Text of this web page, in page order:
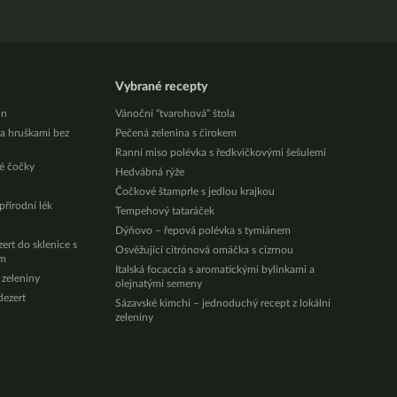
hruškami bez
čočky
lék
do sklenice s
Vybrané recepty
Vánoční “tvarohová” štola
Pečená zelenina s čirokem
Ranní miso polévka s ředkvičkovými šešulemi
Hedvábná rýže
Čočkové štamprle s jedlou krajkou
Tempehový tataráček
Dýňovo – řepová polévka s tymiánem
Osvěžující citrónová omáčka s cizrnou
Italská focaccia s aromatickými bylinkami a
olejnatými semeny
Sázavské kimchi – jednoduchý recept z lokální
zeleniny